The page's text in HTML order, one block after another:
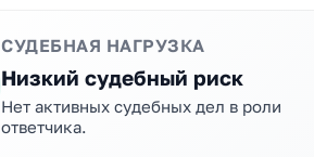
СУДЕБНАЯ НАГРУЗКА
Низкий судебный риск
Нет активных судебных дел в роли
ответчика.